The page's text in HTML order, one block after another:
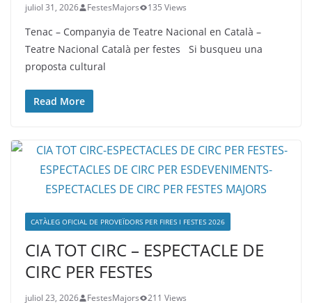
juliol 31, 2026 FestesMajors 135 Views
Tenac – Companyia de Teatre Nacional en Català –
Teatre Nacional Català per festes Si busqueu una
proposta cultural
Read More
CATÀLEG OFICIAL DE PROVEÏDORS PER FIRES I FESTES 2026
CIA TOT CIRC – ESPECTACLE DE
CIRC PER FESTES
juliol 23, 2026 FestesMajors 211 Views